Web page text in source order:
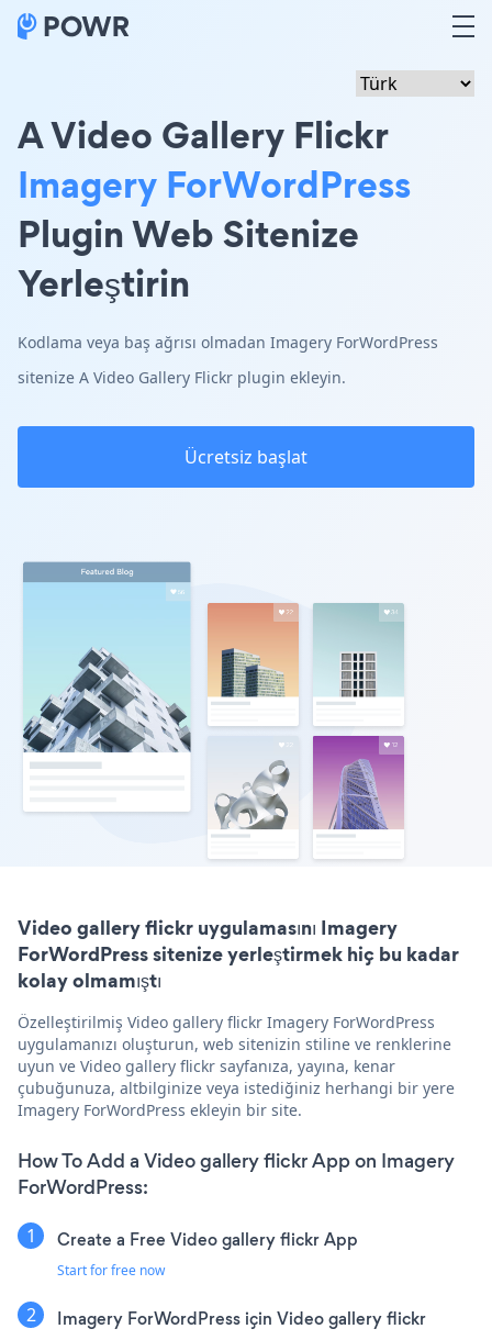
A Video Gallery Flickr
Imagery ForWordPress
Plugin Web Sitenize
Yerleştirin
Kodlama veya baş ağrısı olmadan Imagery ForWordPress
sitenize A Video Gallery Flickr plugin ekleyin.
Ücretsiz başlat
Video gallery flickr uygulamasını Imagery
ForWordPress sitenize yerleştirmek hiç bu kadar
kolay olmamıştı
Özelleştirilmiş Video gallery flickr Imagery ForWordPress
uygulamanızı oluşturun, web sitenizin stiline ve renklerine
uyun ve Video gallery flickr sayfanıza, yayına, kenar
çubuğunuza, altbilginize veya istediğiniz herhangi bir yere
Imagery ForWordPress ekleyin bir site.
How To Add a Video gallery flickr App on Imagery
ForWordPress:
Create a Free Video gallery flickr App
Start for free now
Imagery ForWordPress için Video gallery flickr